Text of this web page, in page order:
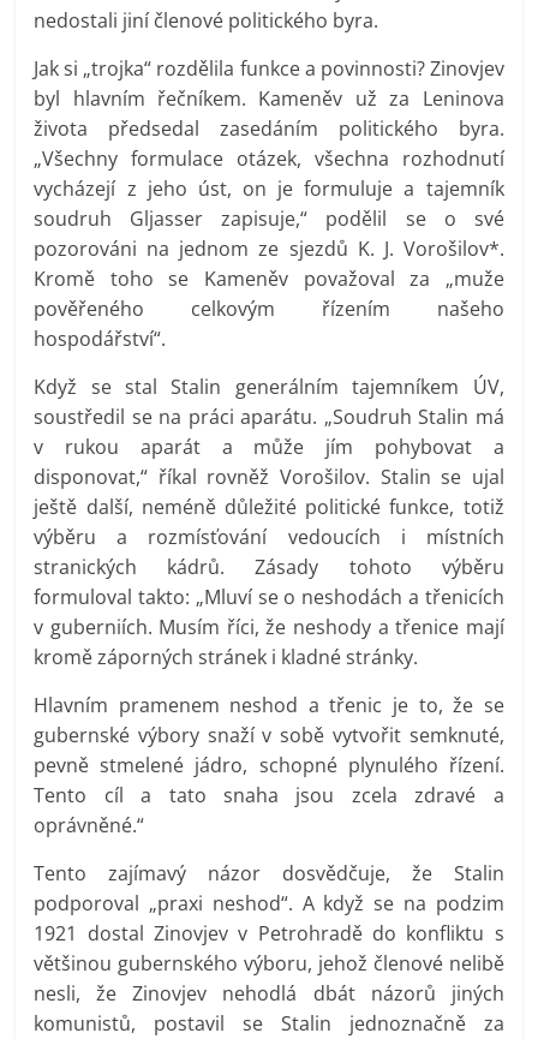
nedostali jiní členové politického byra.
Jak si „trojka“ rozdělila funkce a povinnosti? Zinovjev
byl hlavním řečníkem. Kameněv už za Leninova
života předsedal zasedáním politického byra.
„Všechny formulace otázek, všechna rozhodnutí
vycházejí z jeho úst, on je formuluje a tajemník
soudruh Gljasser zapisuje,“ podělil se o své
pozorováni na jednom ze sjezdů K. J. Vorošilov*.
Kromě toho se Kameněv považoval za „muže
pověřeného celkovým řízením našeho
hospodářství“.
Když se stal Stalin generálním tajemníkem ÚV,
soustředil se na práci aparátu. „Soudruh Stalin má
v rukou aparát a může jím pohybovat a
disponovat,“ říkal rovněž Vorošilov. Stalin se ujal
ještě další, neméně důležité politické funkce, totiž
výběru a rozmísťování vedoucích i místních
stranických kádrů. Zásady tohoto výběru
formuloval takto: „Mluví se o neshodách a třenicích
v guberniích. Musím říci, že neshody a třenice mají
kromě záporných stránek i kladné stránky.
Hlavním pramenem neshod a třenic je to, že se
gubernské výbory snaží v sobě vytvořit semknuté,
pevně stmelené jádro, schopné plynulého řízení.
Tento cíl a tato snaha jsou zcela zdravé a
oprávněné.“
Tento zajímavý názor dosvědčuje, že Stalin
podporoval „praxi neshod“. A když se na podzim
1921 dostal Zinovjev v Petrohradě do konfliktu s
většinou gubernského výboru, jehož členové nelibě
nesli, že Zinovjev nehodlá dbát názorů jiných
komunistů, postavil se Stalin jednoznačně za